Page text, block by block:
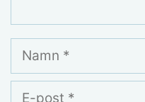
Namn
E-